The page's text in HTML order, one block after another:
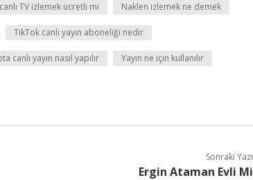
TV izlemek ücretli mi Naklen izlemek ne demek
TikTok canlı yayın aboneliği nedir
canlı yayın nasıl yapılır Yayın ne için kullanılır
Sonraki Yazı
Ergin Ataman Evli Mi